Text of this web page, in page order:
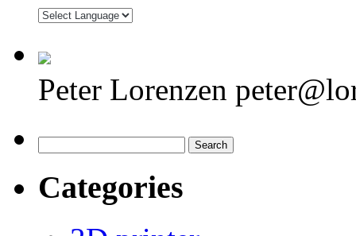
Peter Lorenzen
for:
Categories